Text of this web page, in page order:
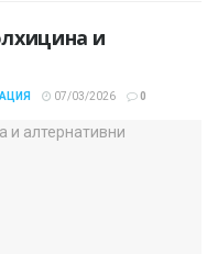
и
07/03/2026 0